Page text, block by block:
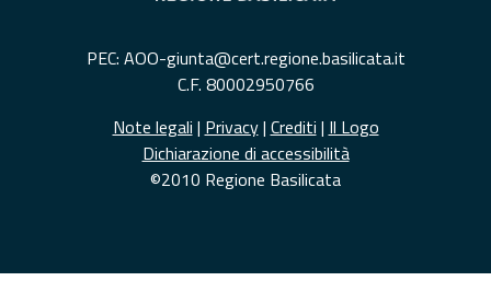
PEC: AOO-giunta@cert.regione.basilicata.it
C.F. 80002950766
Note legali | Privacy| Crediti | Il Logo
Dichiarazione di accessibilità
©2010 Regione Basilicata